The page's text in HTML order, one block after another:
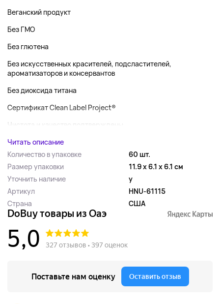
Веганский продукт
Без ГМО
Без глютена
Без искусственных красителей, подсластителей,
ароматизаторов и консервантов
Без диоксида титана
Сертификат Clean Label Project®
Чистота и качество подтверждены ...
Читать описание
Количество в упаковке
60 шт.
Размер упаковки
11.9 x 6.1 x 6.1 см
Уточнить наличие
y
Артикул
HNU-61115
Страна
США